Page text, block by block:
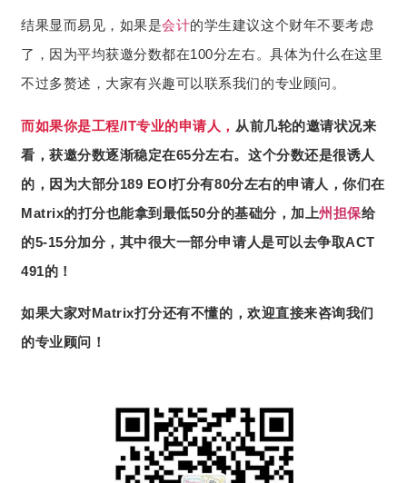
结果显而易见，如果是会计的学生建议这个财年不要考虑
了，因为平均获邀分数都在100分左右。具体为什么在这里
不过多赘述，大家有兴趣可以联系我们的专业顾问。
而如果你是工程/IT专业的申请人 ， 从前几轮的邀请状况来
看，获邀分数逐渐稳定在65分左右。这个分数还是很诱人
的，因为大部分189 EOI打分有80分左右的申请人，你们在
Matrix的打分也能拿到最低50分的基础分，加上州担保给
的5-15分加分，其中很大一部分申请人是可以去争取ACT
491的！
如果大家对Matrix打分还有不懂的，欢迎直接来咨询我们
的专业顾问！